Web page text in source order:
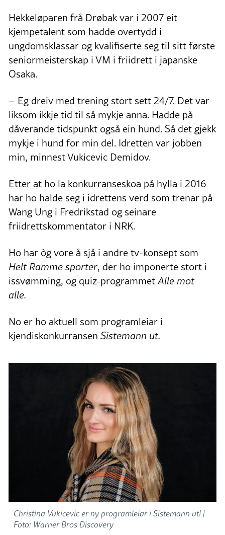
Hekkeløparen frå Drøbak var i 2007 eit
kjempetalent som hadde overtydd i
ungdomsklassar og kvalifiserte seg til sitt første
seniormeisterskap i VM i friidrett i japanske
Osaka.
– Eg dreiv med trening stort sett 24/7. Det var
liksom ikkje tid til så mykje anna. Hadde på
dåverande tidspunkt også ein hund. Så det gjekk
mykje i hund for min del. Idretten var jobben
min, minnest Vukicevic Demidov.
Etter at ho la konkurranseskoa på hylla i 2016
har ho halde seg i idrettens verd som trenar på
Wang Ung i Fredrikstad og seinare
friidrettskommentator i NRK.
Ho har òg vore å sjå i andre tv-konsept som
Helt Ramme sporter, der ho imponerte stort i
issvømming, og quiz-programmetAlle mot
alle.
No er ho aktuell som programleiar i
kjendiskonkurransen Sistemann ut.
Christina Vukicevic er ny programleiar i Sistemann ut! |
Foto: Warner Bros Discovery